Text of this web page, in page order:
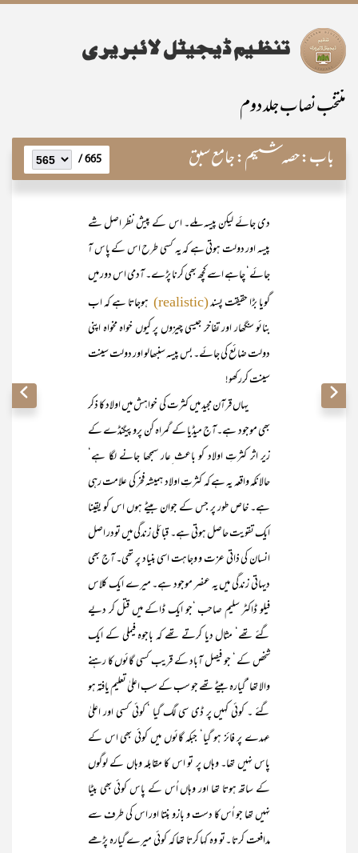
منتخب نصاب جلد دوم
باب:حصہ ششم: جامع سبق 665 /
دی جائے لیکن پیسہ ملے۔ اس کے پیش نظر اصل شے
پیسہ اور دولت ہوتی ہے کہ یہ کسی طرح اس کے پاس آ
جائے‘ چاہے اسے کچھ بھی کرنا پڑے۔ آدمی اس دور میں
گویا بڑا حقیقت پسند(realistic)
ہوجاتا ہے کہ اب
بنائو سنگھار اور تفاخر جیسی چیزوں پر کیوں خواہ مخواہ اپنی
دولت ضائع کی جائے۔ بس پیسہ سنبھالو اور دولت سینت
سینت کررکھو!
یہاں قرآن مجید میں کثرت کی خواہش میں اولاد کا ذکر
بھی موجود ہے۔آج میڈیا کے گمراہ کن پروپیگنڈے کے
زیر اثر کثرتِ اولاد کو باعث ِعار سمجھا جانے لگا ہے‘
حالانکہ واقعہ یہ ہے کہ کثرتِ اولاد ہمیشہ فخر کی علامت رہی
ہے۔ خاص طور پر جس کے جوان بیٹے ہوں اس کو یقینا
ایک تقویت حاصل ہوتی ہے۔ قبائلی زندگی میں تودر اصل
انسان کی ذاتی عزت و وجاہت اسی بنیاد پر تھی۔ آج بھی
دیہاتی زندگی میں یہ عنصر موجود ہے۔ میرے ایک کلاس
فیلو ڈاکٹر سلیم صاحب ‘جو ایک ڈاکے میں قتل کر دیے
گئے تھے‘ مثال دیا کرتے تھے کہ باجوہ فیملی کے ایک
شخص کے ‘ جو فیصل آباد کے قریب کسی گائوں کا رہنے
والا تھا‘ گیارہ بیٹے تھے جو سب کے سب اعلیٰ تعلیم یافتہ ہو
گئے ۔ کوئی کہیں پر ڈی سی لگ گیا ‘ کوئی کسی اور اعلیٰ
عہدے پر فائز ہو گیا‘ جبکہ گائوں میں کوئی بھی اس کے
پاس نہیں تھا۔ وہاں پر تو اس کا مقابلہ وہاں کے لوگوں
کے ساتھ ہوتا تھا اور وہاں اُس کے پاس کوئی بھی بیٹا
نہیں تھا جو اُس کا دست و بازو بنتا اور اس کی طرف سے
مدافعت کرتا ۔تو وہ کہا کرتا تھا کہ کوئی میرے گیارہ پڑھے